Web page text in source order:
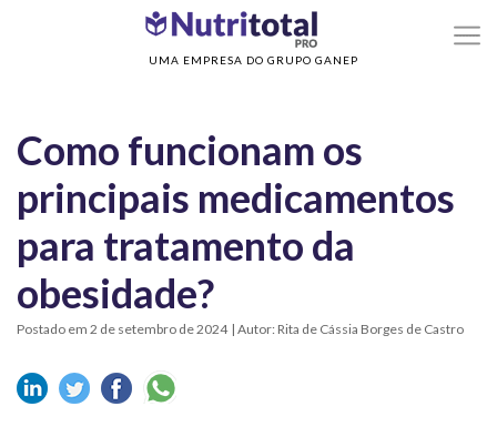
UMA EMPRESA DO GRUPO GANEP
Nutrição Clínica>Como funcionam os principais medicamentos para
tratamento da obesidade?
Como funcionam os
principais medicamentos
para tratamento da
obesidade?
Postado em 2 de setembro de 2024 | Autor: Rita de Cássia Borges de Castro